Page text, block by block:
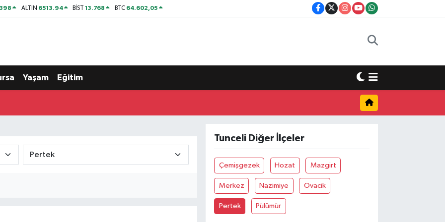
ALTIN 6513.94 BİST13.768 BTC 64.602,05
Yaşam Eğitim
Tunceli Diğer İlçeler
Çemişgezek Hozat Mazgirt
Merkez Nazimiye Ovacik
Pertek Pülümür